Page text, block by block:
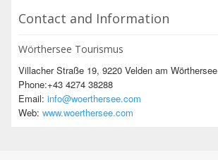
Contact and Information
Wörthersee Tourismus
Villacher Straße 19, 9220 Velden am Wörthersee
Phone:+43 4274 38288
Email: info@woerthersee.com
Web: www.woerthersee.com